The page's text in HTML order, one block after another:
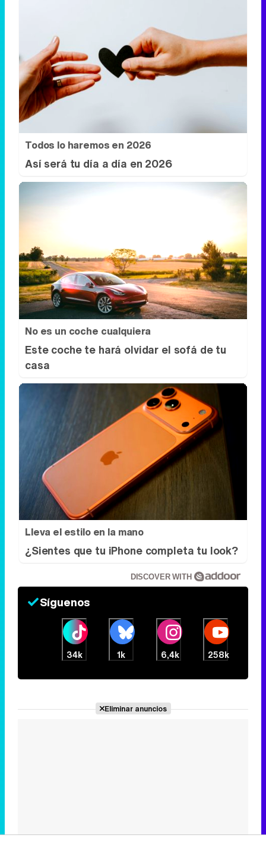
Todos lo haremos en 2026
Así será tu día a día en 2026
No es un coche cualquiera
Este coche te hará olvidar el sofá de tu
casa
Lleva el estilo en la mano
¿Sientes que tu iPhone completa tu look?
DISCOVER WITH
Síguenos
6,4k 258k
Eliminar anuncios